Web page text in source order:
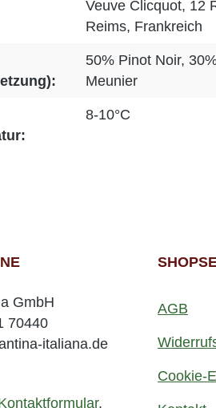
Veuve Clicquot, 12
Reims, Frankreich
50% Pinot Noir,
Meunier
8-10°C
GmbH
70440
italiana.de
.
AGB
Cookie-